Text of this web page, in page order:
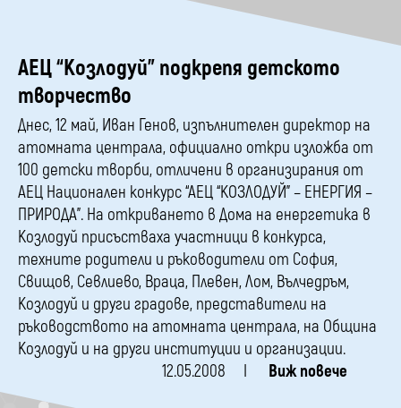
АЕЦ “Козлодуй” подкрепя детското
творчество
Днес, 12 май, Иван Генов, изпълнителен директор на
атомната централа, официално откри изложба от
100 детски творби, отличени в организирания от
АЕЦ Национален конкурс “АЕЦ “КОЗЛОДУЙ” – ЕНЕРГИЯ –
ПРИРОДА”. На откриването в Дома на енергетика в
Козлодуй присъстваха участници в конкурса,
техните родители и ръководители от София,
Свищов, Севлиево, Враца, Плевен, Лом, Вълчедръм,
Козлодуй и други градове, представители на
ръководството на атомната централа, на Община
Козлодуй и на други институции и организации.
12.05.2008
Виж повече